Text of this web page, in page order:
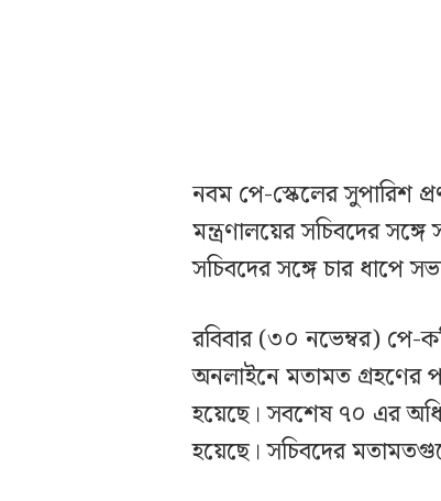
নবম পে-স্কেলের সুপারিশ
মন্ত্রণালয়ের সচিবদের
সচিবদের সঙ্গে চার ধাপে
রবিবার (৩০ নভেম্বর) পে-
অনলাইনে মতামত গ্রহণের
হয়েছে। সবশেষ ৭০ এর
হয়েছে। সচিবদের